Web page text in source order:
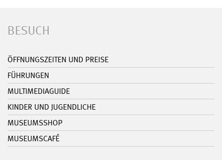
BESUCH
ÖFFNUNGSZEITEN UND PREISE
FÜHRUNGEN
MULTIMEDIAGUIDE
KINDER UND JUGENDLICHE
MUSEUMSSHOP
MUSEUMSCAFÉ